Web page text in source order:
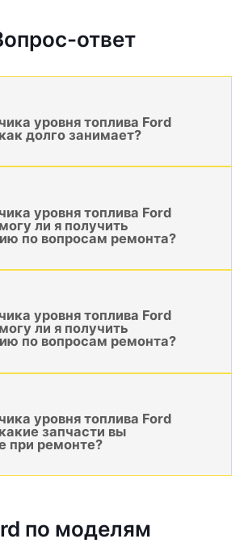
ответ
уровня топлива Ford
долго занимает?
уровня топлива Ford
ли я получить
по вопросам ремонта?
уровня топлива Ford
ли я получить
по вопросам ремонта?
уровня топлива Ford
запчасти вы
при ремонте?
по моделям